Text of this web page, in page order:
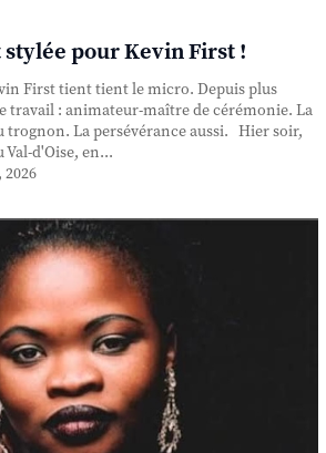
stylée pour Kevin First !
First tient tient le micro. Depuis plus
travail : animateur-maître de cérémonie. La
trognon. La persévérance aussi. Hier soir,
Val-d'Oise, en...
2026